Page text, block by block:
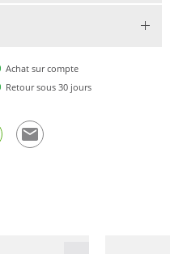
Achat sur compte
Retour sous 30 jours